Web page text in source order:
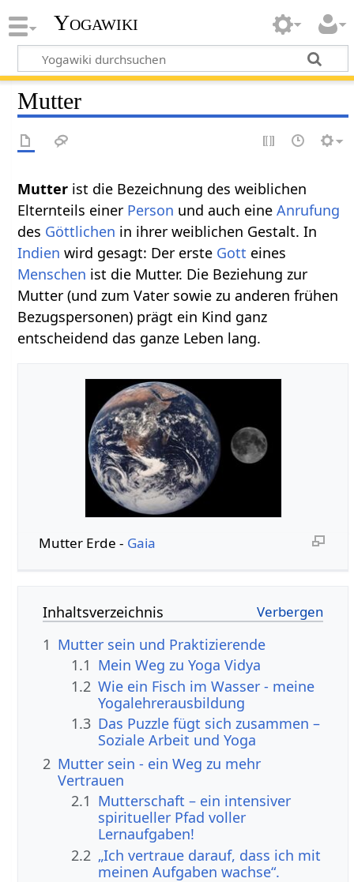
Yogawiki
Mutter
Mutter ist die Bezeichnung des weiblichen
Elternteils einer Person und auch eineAnrufung
des Göttlichen in ihrer weiblichen Gestalt. In
Indien wird gesagt: Der erste Gott eines
Menschen ist die Mutter. Die Beziehung zur
Mutter (und zum Vater sowie zu anderen frühen
Bezugspersonen) prägt ein Kind ganz
entscheidend das ganze Leben lang.
Mutter Erde - Gaia
Inhaltsverzeichnis
1 Mutter sein und Praktizierende
1.1 Mein Weg zu Yoga Vidya
1.2 Wie ein Fisch im Wasser - meine
Yogalehrerausbildung
1.3 Das Puzzle fügt sich zusammen –
Soziale Arbeit und Yoga
2 Mutter sein - ein Weg zu mehr
Vertrauen
2.1 Mutterschaft – ein intensiver
spiritueller Pfad voller
Lernaufgaben!
2.2 „Ich vertraue darauf, dass ich mit
meinen Aufgaben wachse“.